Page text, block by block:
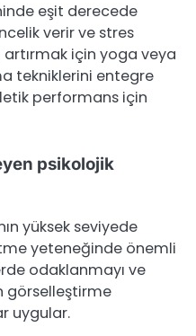
eşit derecede
verir ve stres
için yoga veya
tekniklerini entegre
performans için
psikolojik
yüksek seviyede
yeteneğinde önemli
odaklanmayı ve
görselleştirme
uygular.